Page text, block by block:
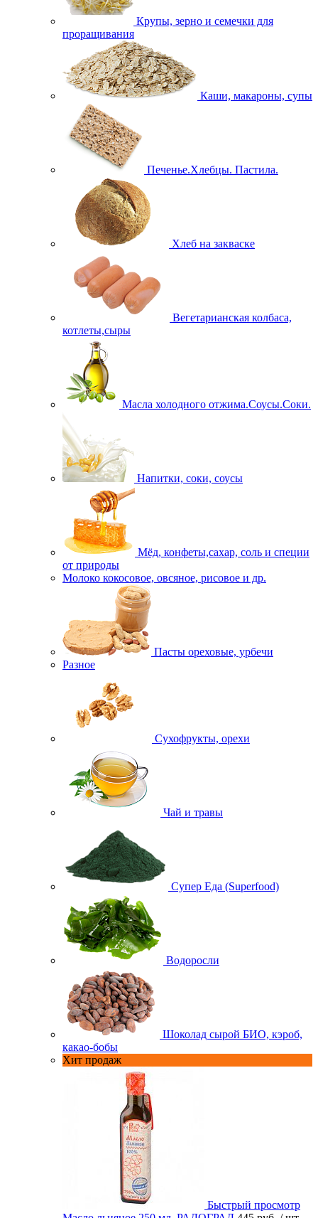
Крупы, зерно и семечки для
проращивания
Каши, макароны, супы
Печенье.Хлебцы. Пастила.
Хлеб на закваске
Вегетарианская колбаса,
котлеты,сыры
Масла холодного отжима.Соусы.Соки.
Напитки, соки, соусы
Мёд, конфеты,сахар, соль и специи
от природы
Молоко кокосовое, овсяное, рисовое и др.
Пасты ореховые, урбечи
Разное
Сухофрукты, орехи
Чай и травы
Супер Еда (Superfood)
Водоросли
Шоколад сырой БИО, кэроб,
какао-бобы
Хит продаж
Быстрый просмотр